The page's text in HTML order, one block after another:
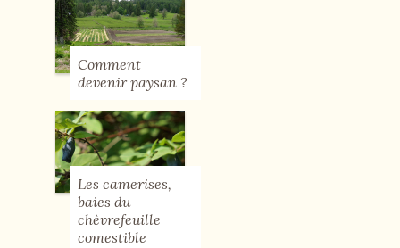
Comment
devenir paysan ?
Les camerises,
baies du
chèvrefeuille
comestible